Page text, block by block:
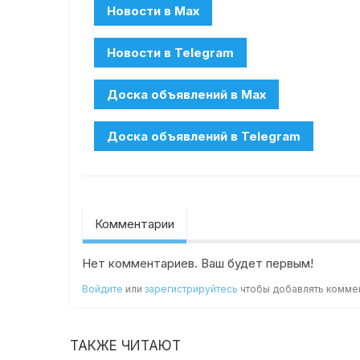
Комментарии
Нет комментариев. Ваш будет первым!
Войдите илизарегистрируйтесь чтобы добавлять
ТАКЖЕ ЧИТАЮТ